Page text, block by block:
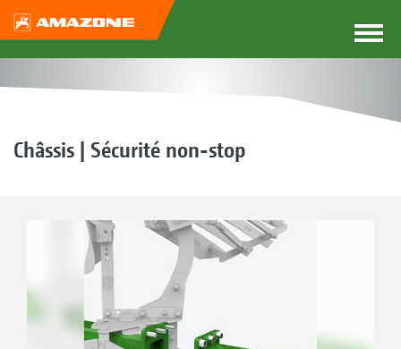
Châssis | Sécurité non-stop